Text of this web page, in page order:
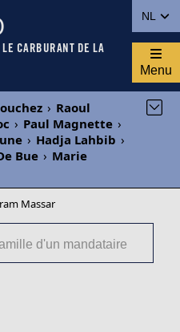
NL
LE CARBURANT DE LA
Menu
› Raoul
› Paul Magnette ›
› Hadja Lahbib ›
Bue › Marie
Massar